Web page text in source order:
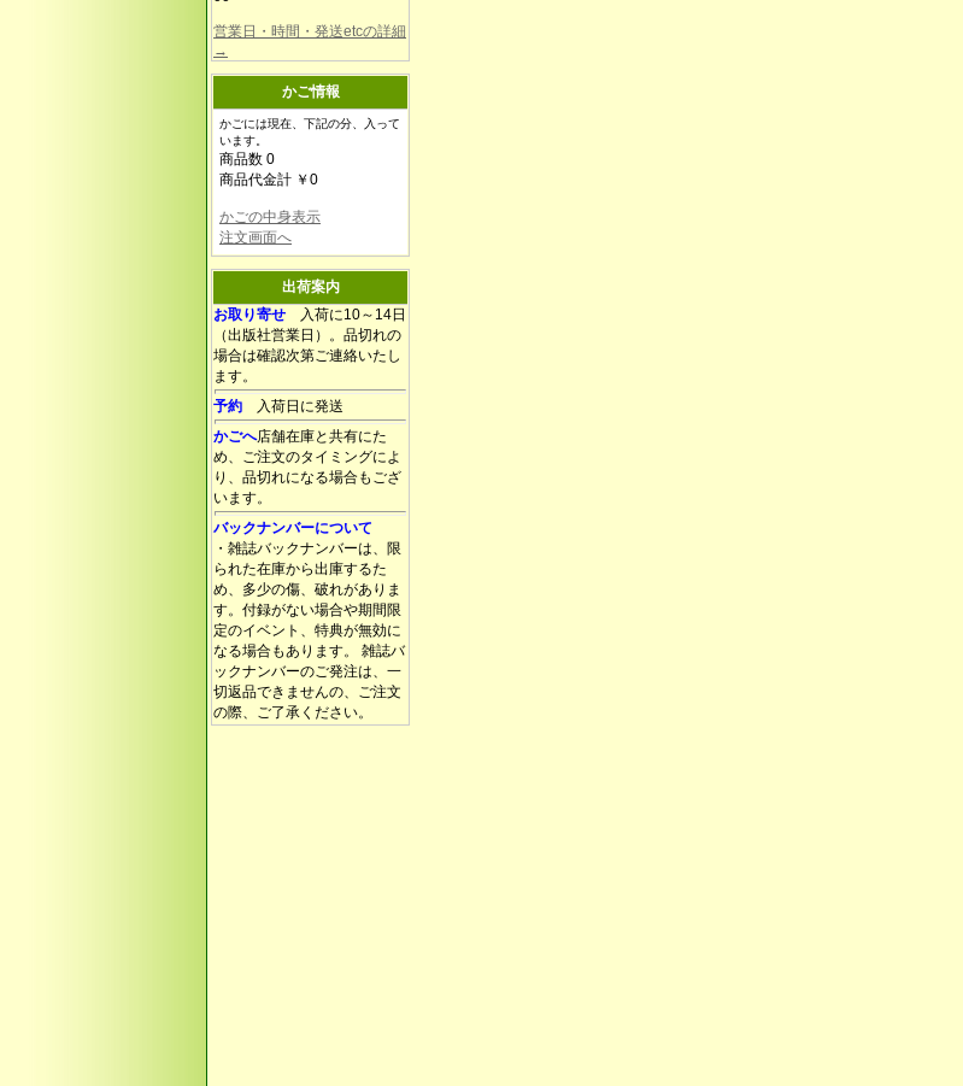
営業日・時間・発送etcの詳細
→
かご情報
かごには現在、下記の分、入って
います。
商品数 0
商品代金計 ￥0
かごの中身表示
注文画面へ
出荷案内
お取り寄せ 入荷に10～14日
（出版社営業日）。品切れの
場合は確認次第ご連絡いたし
ます。
予約 入荷日に発送
かごへ店舗在庫と共有にた
め、ご注文のタイミングによ
り、品切れになる場合もござ
います。
バックナンバーについて
・雑誌バックナンバーは、限
られた在庫から出庫するた
め、多少の傷、破れがありま
す。付録がない場合や期間限
定のイベント、特典が無効に
なる場合もあります。 雑誌バ
ックナンバーのご発注は、一
切返品できませんの、ご注文
の際、ご了承ください。